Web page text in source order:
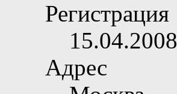
Регистрация
15.04.2008
Адрес